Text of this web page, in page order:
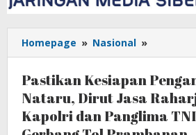
Homepage » Nasional »
Kesiapan
Nataru,
Dirut
Jasa
Raharja
Pastikan Kesiapan
Nataru, Dirut Jasa
Kapolri dan Panglima